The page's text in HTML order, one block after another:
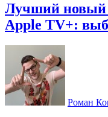
Лучший новый
Apple TV+:
Роман